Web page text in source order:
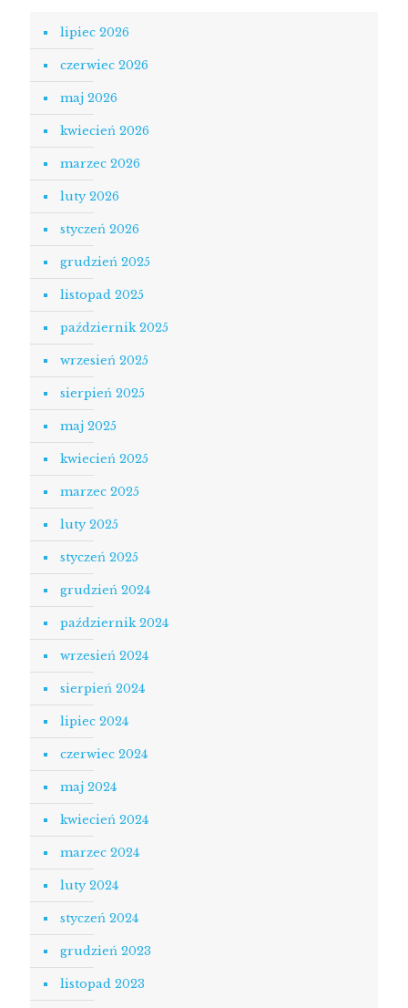
lipiec 2026
czerwiec 2026
maj 2026
kwiecień 2026
marzec 2026
luty 2026
styczeń 2026
grudzień 2025
listopad 2025
październik 2025
wrzesień 2025
sierpień 2025
maj 2025
kwiecień 2025
marzec 2025
luty 2025
styczeń 2025
grudzień 2024
październik 2024
wrzesień 2024
sierpień 2024
lipiec 2024
czerwiec 2024
maj 2024
kwiecień 2024
marzec 2024
luty 2024
styczeń 2024
grudzień 2023
listopad 2023